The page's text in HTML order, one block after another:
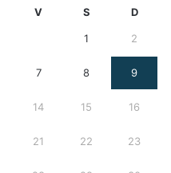
V S D
1 2
7 8 9
14 15 16
21 22 23